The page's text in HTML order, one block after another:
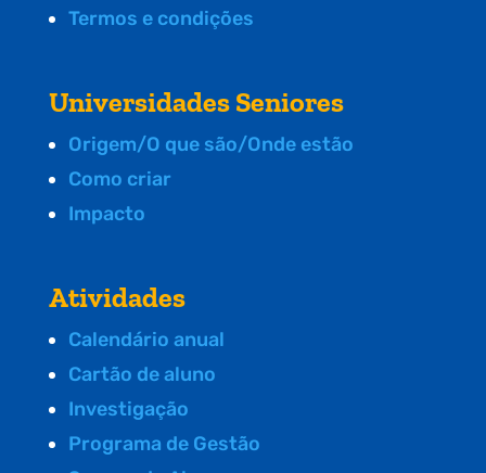
Termos e condições
Universidades Seniores
Origem/O que são/Onde estão
Como criar
Impacto
Atividades
Calendário anual
Cartão de aluno
Investigação
Programa de Gestão